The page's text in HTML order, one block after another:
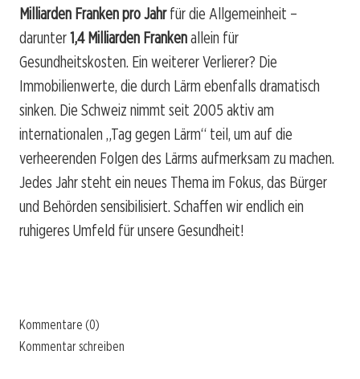
Milliarden Franken pro Jahrfür die Allgemeinheit –
darunter1,4 Milliarden Frankenallein für
Gesundheitskosten. Ein weiterer Verlierer? Die
Immobilienwerte, die durch Lärm ebenfalls dramatisch
sinken. Die Schweiz nimmt seit 2005 aktiv am
internationalen „Tag gegen Lärm“ teil, um auf die
verheerenden Folgen des Lärms aufmerksam zu machen.
Jedes Jahr steht ein neues Thema im Fokus, das Bürger
und Behörden sensibilisiert. Schaffen wir endlich ein
ruhigeres Umfeld für unsere Gesundheit!
Kommentare (0)
Kommentar schreiben